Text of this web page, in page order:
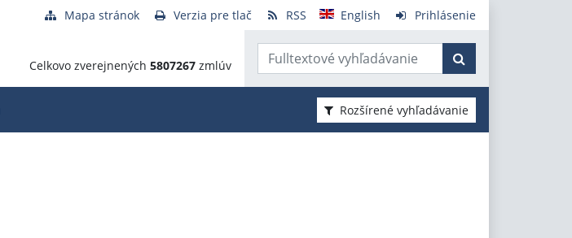
Mapa stránok Verzia pre tlač RSS English Prihlásenie
Celkovo zverejnených 5807267 zmlúv
Rozšírené vyhľadávanie